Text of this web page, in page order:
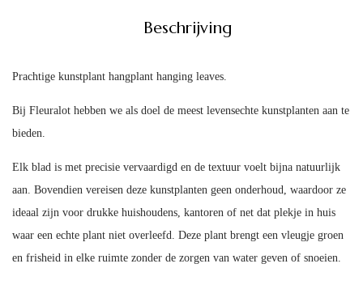
Beschrijving
Prachtige kunstplant hangplant hanging leaves.
Bij Fleuralot hebben we als doel de meest levensechte kunstplanten aan te
bieden.
Elk blad is met precisie vervaardigd en de textuur voelt bijna natuurlijk
aan. Bovendien vereisen deze kunstplanten geen onderhoud, waardoor ze
ideaal zijn voor drukke huishoudens, kantoren of net dat plekje in huis
waar een echte plant niet overleefd. Deze plant brengt een vleugje groen
en frisheid in elke ruimte zonder de zorgen van water geven of snoeien.